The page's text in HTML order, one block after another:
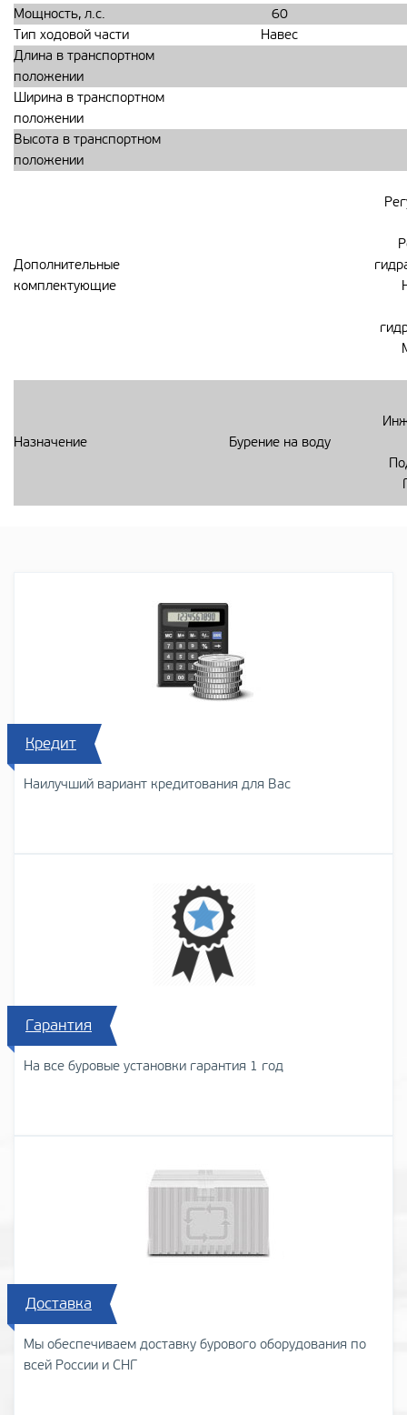
Мощность, л.с.
60
Тип ходовой части
Навес
Длина в транспортном
положении
Ширина в транспортном
положении
Высота в транспортном
положении
Дополнительные
комплектующие
Назначение Бурение на воду
Кредит
Наилучший вариант кредитования для Вас
Гарантия
На все буровые установки гарантия 1 год
Доставка
Мы обеспечиваем доставку бурового оборудования по
всей России и СНГ